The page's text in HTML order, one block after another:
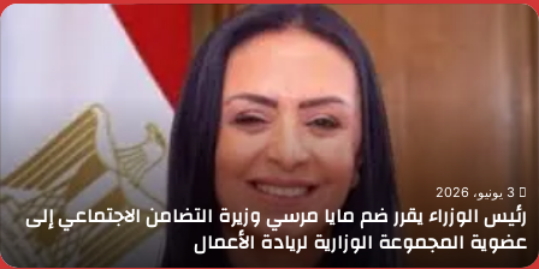
رئيس
التضامن
الاجتماعي
إلى
3 يونيو، 2026
رئيس الوزراء يقرر ضم مايا مرسي وزيرة التضامن الاجتماعي إلى
عضوية المجموعة الوزارية لريادة الأعمال